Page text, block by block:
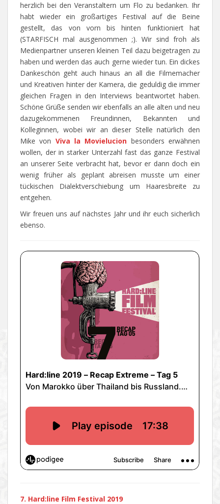
herzlich bei den Veranstaltern um Flo zu bedanken. Ihr
habt wieder ein großartiges Festival auf die Beine
gestellt, das von vorn bis hinten funktioniert hat
(STARFISCH mal ausgenommen ;). Wir sind froh als
Medienpartner unseren kleinen Teil dazu beigetragen zu
haben und werden das auch gerne wieder tun. Ein dickes
Dankeschön geht auch hinaus an all die Filmemacher
und Kreativen hinter der Kamera, die geduldig die immer
gleichen Fragen in den Interviews beantwortet haben.
Schöne Grüße senden wir ebenfalls an alle alten und neu
dazugekommenen Freundinnen, Bekannten und
Kolleginnen, wobei wir an dieser Stelle natürlich den
Mike von Viva la Movielucion besonders erwähnen
wollen, der in starker Unterzahl fast das ganze Festival
an unserer Seite verbracht hat, bevor er dann doch ein
wenig früher als geplant abreisen musste um einer
tückischen Dialektverschiebung um Haaresbreite zu
entgehen.
Wir freuen uns auf nächstes Jahr und ihr euch sicherlich
ebenso.
7. Hard:line Film Festival 2019